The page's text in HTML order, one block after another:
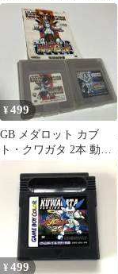
ット
¥499
GB メダロット カブ
ト・クワガタ 2本 動作
未確認
¥ 499